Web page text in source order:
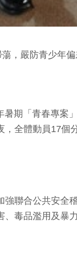
，嚴防青少年
暑期「青春專
全體動員17個
聯合公共安全
毒品濫用及暴